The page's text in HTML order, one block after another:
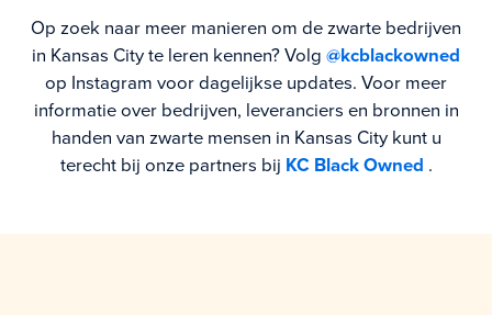
Op zoek naar meer manieren om de zwarte bedrijven
in Kansas City te leren kennen? Volg @kcblackowned
op Instagram voor dagelijkse updates. Voor meer
informatie over bedrijven, leveranciers en bronnen in
handen van zwarte mensen in Kansas City kunt u
terecht bij onze partners bij KC Black Owned .